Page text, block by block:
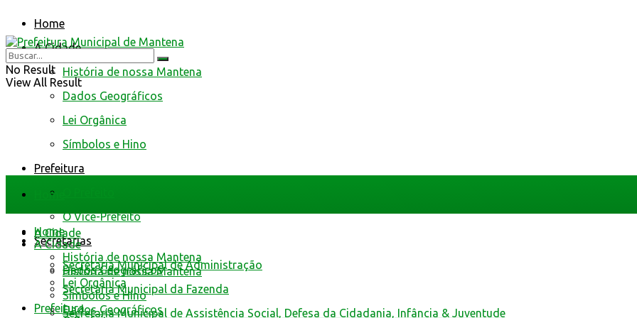
Home
A Cidade
História de nossa Mantena
Dados Geográficos
Lei Orgânica
Símbolos e Hino
Prefeitura
O Vice-Prefeito
Secretarias
Secretaria Municipal de Administração
Secretaria Municipal da Fazenda
Secretaria Municipal de Assistência Social, Defesa da Cidadania, Infância & Juventude
No Result
View All Result
Home
A Cidade
História de nossa Mantena
Dados Geográficos
Home
A Cidade
História de nossa Mantena
Dados Geográficos
Lei Orgânica
Símbolos e Hino
Prefeitura